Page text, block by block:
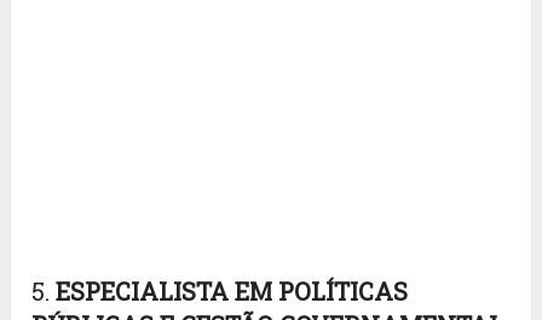
5.ESPECIALISTA EM POLÍTICAS